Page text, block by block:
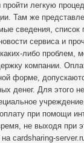
пройти легкую
Там же
сведения, список
сервиса и
либо проблем,
компании.
форме,
денег. Для этого
при помощи
не выходя при
cardsharing-